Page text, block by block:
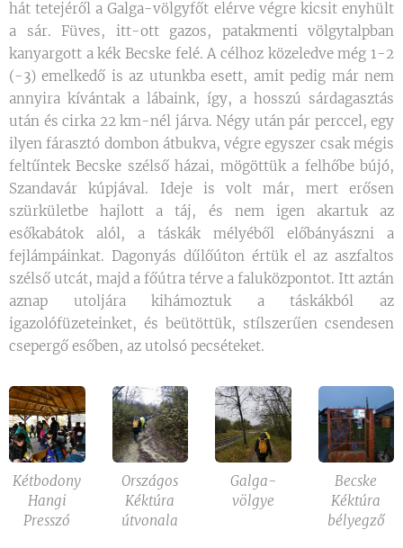
hát tetejéről a Galga-völgyfőt elérve végre kicsit enyhült
a sár. Füves, itt-ott gazos, patakmenti völgytalpban
kanyargott a kék Becske felé. A célhoz közeledve még 1-2
(-3) emelkedő is az utunkba esett, amit pedig már nem
annyira kívántak a lábaink, így, a hosszú sárdagasztás
után és cirka 22 km-nél járva. Négy után pár perccel, egy
ilyen fárasztó dombon átbukva, végre egyszer csak mégis
feltűntek Becske szélső házai, mögöttük a felhőbe bújó,
Szandavár kúpjával. Ideje is volt már, mert erősen
szürkületbe hajlott a táj, és nem igen akartuk az
esőkabátok alól, a táskák mélyéből előbányászni a
fejlámpáinkat. Dagonyás dűlőúton értük el az aszfaltos
szélső utcát, majd a főútra térve a faluközpontot. Itt aztán
aznap utoljára kihámoztuk a táskákból az
igazolófüzeteinket, és beütöttük, stílszerűen csendesen
csepergő esőben, az utolsó pecséteket.
Kétbodony
Hangi
Presszó
Országos
Kéktúra
útvonala
Galga-
völgye
Becske
Kéktúra
bélyegző